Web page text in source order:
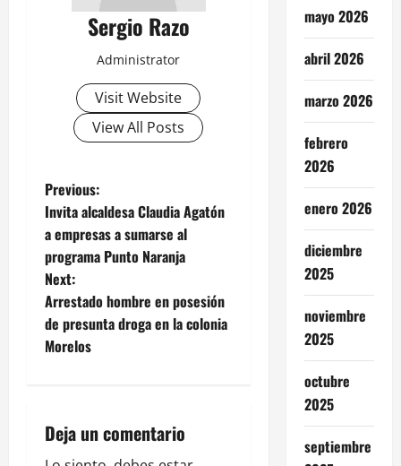
Sergio Razo
Administrator
Visit Website
View All Posts
P
o
s
t
n
v
Previous:
Invita alcaldesa Claudia Agatón
a empresas a sumarse al
programa Punto Naranja
Next:
Arrestado hombre en posesión
de presunta droga en la colonia
Morelos
Deja un comentario
mayo 2026
abril 2026
marzo 2026
febrero
2026
enero 2026
diciembre
2025
noviembre
2025
octubre
2025
septiembre